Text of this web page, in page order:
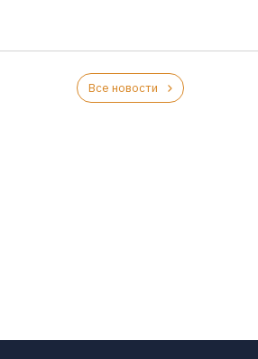
Все новости